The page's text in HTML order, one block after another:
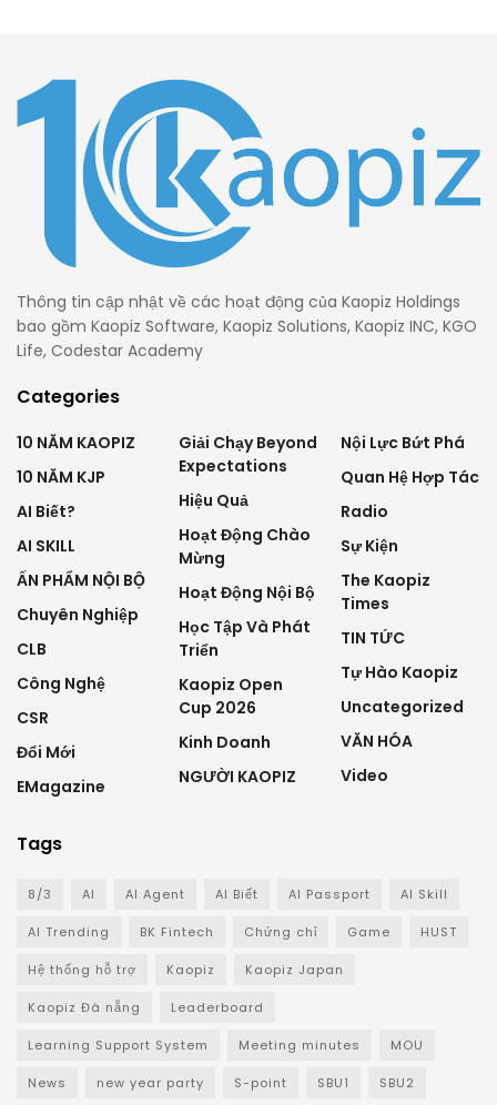
Thông tin cập nhật về các hoạt động của Kaopiz Holdings
bao gồm Kaopiz Software, Kaopiz Solutions, Kaopiz INC, KGO
Life, Codestar Academy
Categories
10 NĂM KAOPIZ
10 NĂM KJP
AI Biết?
AI SKILL
ẤN PHẨM NỘI BỘ
Chuyên Nghiệp
CLB
Công Nghệ
CSR
Đổi Mới
EMagazine
Giải Chạy Beyond
Expectations
Hiệu Quả
Hoạt Động Chào
Mừng
Hoạt Động Nội Bộ
Học Tập Và Phát
Triển
Kaopiz Open
Cup 2026
Kinh Doanh
NGƯỜI KAOPIZ
Nội Lực Bứt Phá
Quan Hệ Hợp Tác
Radio
Sự Kiện
The Kaopiz
Times
TIN TỨC
Tự Hào Kaopiz
Uncategorized
VĂN HÓA
Video
Tags
8/3 AI AI Agent AI Biết AI Passport AI Skill
AI Trending BK Fintech Chứng chỉ Game HUST
Hệ thống hỗ trợ Kaopiz Kaopiz Japan
Kaopiz Đà nẵng Leaderboard
Learning Support System Meeting minutes MOU
News new year party S-point SBU1 SBU2